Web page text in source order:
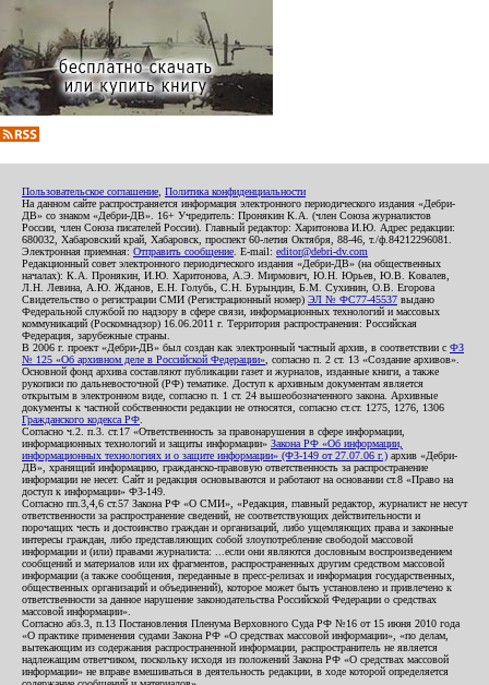
Пользовательское соглашение Политика конфиденциальности
На данном сайте распространяется информация электронного периодического издания «Дебри-
ДВ» со знаком «Дебри-ДВ». 16+ Учредитель: Пронякин К.А. (член Союза журналистов
России, член Союза писателей России). Главный редактор: Харитонова И.Ю. Адрес редакции:
680032, Хабаровский край, Хабаровск, проспект 60-летия Октября, 88-46, т./ф.84212296081.
Электронная приемная: Отправить сообщение . E-mail: editor@debri-dv.com
Редакционный совет электронного периодического издания «Дебри-ДВ» (на общественных
началах): К.А. Пронякин, И.Ю. Харитонова, А.Э. Мирмович, Ю.Н. Юрьев, Ю.В. Ковалев,
Л.Н. Левина, А.Ю. Жданов, Е.Н. Голубь, С.Н. Бурындин, Б.М. Сухинин, О.В. Егорова
Свидетельство о регистрации СМИ (Регистрационный номер) ЭЛ № ФС77-45537 выдано
Федеральной службой по надзору в сфере связи, информационных технологий и массовых
коммуникаций (Роскомнадзор) 16.06.2011 г. Территория распространения: Российская
Федерация, зарубежные страны.
В 2006 г. проект «Дебри-ДВ» был создан как электронный частный архив, в соответствии с ФЗ
№ 125 «Об архивном деле в Российской Федерации» , согласно п. 2 ст. 13 «Создание архивов».
Основной фонд архива составляют публикации газет и журналов, изданные книги, а также
рукописи по дальневосточной (РФ) тематике. Доступ к архивным документам является
открытым в электронном виде, согласно п. 1 ст. 24 вышеобозначенного закона. Архивные
документы к частной собственности редакции не относятся, согласно ст.ст. 1275, 1276, 1306
Гражданского кодекса РФ
Согласно ч.2. п.3. ст.17 «Ответственность за правонарушения в сфере информации,
информационных технологий и защиты информации» Закона РФ «Об информации,
информационных технологиях и о защите информации» (ФЗ-149 от 27.07.06 г.) архив «Дебри-
ДВ», хранящий информацию, гражданско-правовую ответственность за распространение
информации не несет. Сайт и редакция основываются и работают на основании ст.8 «Право на
доступ к информации» ФЗ-149.
Согласно пп.3,4,6 ст.57 Закона РФ «О СМИ», «Редакция, главный редактор, журналист не несут
ответственности за распространение сведений, не соответствующих действительности и
порочащих честь и достоинство граждан и организаций, либо ущемляющих права и законные
интересы граждан, либо представляющих собой злоупотребление свободой массовой
информации и (или) правами журналиста: ...если они являются дословным воспроизведением
сообщений и материалов или их фрагментов, распространенных другим средством массовой
информации (а также сообщения, переданные в пресс-релизах и информация государственных,
общественных организаций и объединений), которое может быть установлено и привлечено к
ответственности за данное нарушение законодательства Российской Федерации о средствах
массовой информации».
Согласно абз.3, п.13 Постановления Пленума Верховного Суда РФ №16 от 15 июня 2010 года
«О практике применения судами Закона РФ «О средствах массовой информации», «по делам,
вытекающим из содержания распространенной информации, распространитель не является
надлежащим ответчиком, поскольку исходя из положений Закона РФ «О средствах массовой
информации» не вправе вмешиваться в деятельность редакции, в ходе которой определяется